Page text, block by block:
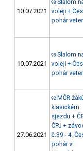
10.07.2021
98 Slalom
voleji +
pohár
10.07.2021
98 Slalom
voleji +
pohár
27.06.2021
92 MČR
klasickém
sjezdu +
ČPJ +
č.39 - 4.
pohár v